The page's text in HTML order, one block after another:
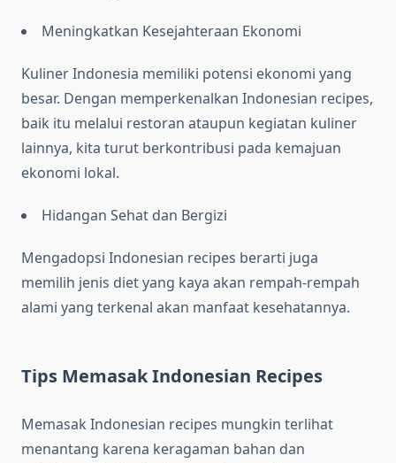
Meningkatkan Kesejahteraan Ekonomi
Kuliner Indonesia memiliki potensi ekonomi yang
besar. Dengan memperkenalkan Indonesian recipes,
baik itu melalui restoran ataupun kegiatan kuliner
lainnya, kita turut berkontribusi pada kemajuan
ekonomi lokal.
Hidangan Sehat dan Bergizi
Mengadopsi Indonesian recipes berarti juga
memilih jenis diet yang kaya akan rempah-rempah
alami yang terkenal akan manfaat kesehatannya.
Tips Memasak Indonesian Recipes
Memasak Indonesian recipes mungkin terlihat
menantang karena keragaman bahan dan